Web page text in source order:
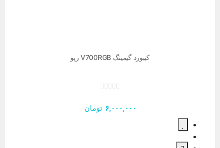
کیبورد گیمینگ V700RGB رپو
تومان ۶,۰۰۰,۰۰۰